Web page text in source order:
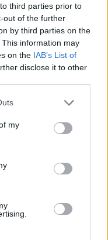
third parties prior to
out of the further
by third parties on the
This information may
on the IAB’s List of
disclose it to other
my
Εμφάνιση
νέο